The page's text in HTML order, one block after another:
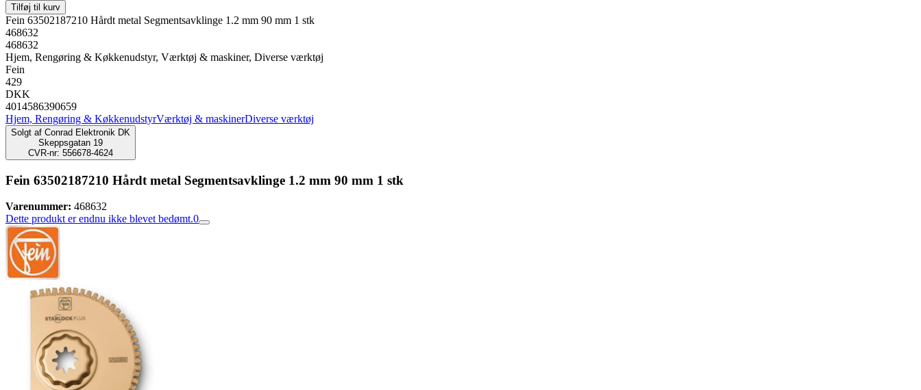
Tilføj til kurv
Fein 63502187210 Hårdt metal Segmentsavklinge 1.2 mm 90 mm 1 stk
468632
468632
Hjem, Rengøring & Køkkenudstyr, Værktøj & maskiner, Diverse værktøj
Fein
429
DKK
4014586390659
Hjem, Rengøring & KøkkenudstyrVærktøj & maskinerDiverse værktøj
Solgt af Conrad Elektronik DK
Skeppsgatan 19
CVR-nr: 556678-4624
Fein 63502187210 Hårdt metal Segmentsavklinge 1.2 mm 90 mm 1 stk
Varenummer: 468632
Dette produkt er endnu ikke blevet bedømt.0